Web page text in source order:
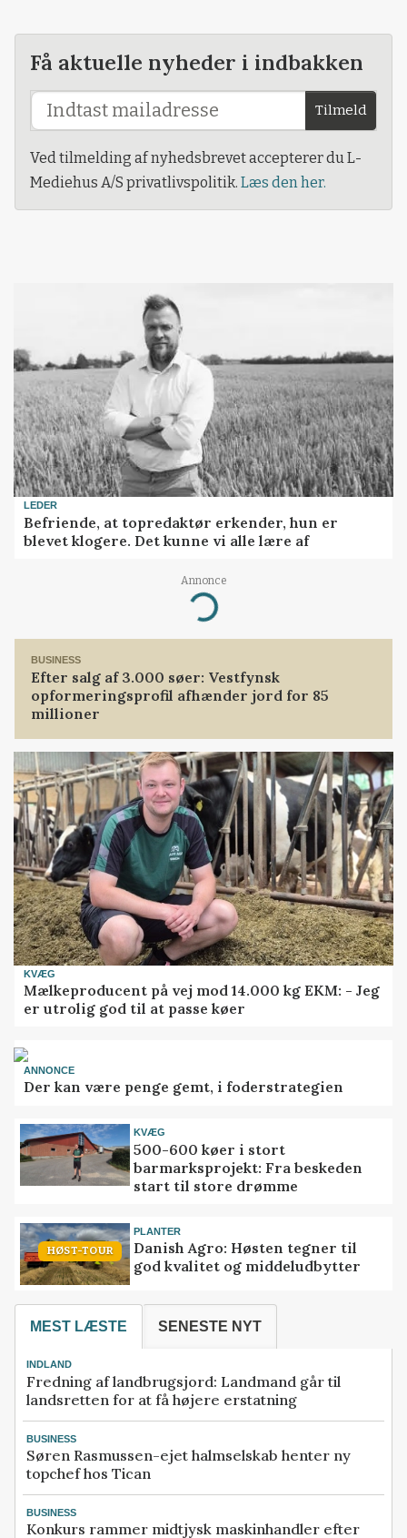
Få aktuelle nyheder i indbakken
Tilmeld
Ved tilmelding af nyhedsbrevet accepterer du L-
Mediehus A/S privatlivspolitik. Læs den her.
LEDER
Befriende, at topredaktør erkender, hun er
blevet klogere. Det kunne vi alle lære af
Annonce
Loading...
BUSINESS
Efter salg af 3.000 søer: Vestfynsk
opformeringsprofil afhænder jord for 85
millioner
KVÆG
Mælkeproducent på vej mod 14.000 kg EKM: - Jeg
er utrolig god til at passe køer
ANNONCE
Der kan være penge gemt, i foderstrategien
KVÆG
500-600 køer i stort
barmarksprojekt: Fra beskeden
start til store drømme
HØST-TOUR
PLANTER
Danish Agro: Høsten tegner til
god kvalitet og middeludbytter
MEST LÆSTE SENESTE NYT
INDLAND
Fredning af landbrugsjord: Landmand går til
landsretten for at få højere erstatning
BUSINESS
Søren Rasmussen-ejet halmselskab henter ny
topchef hos Tican
BUSINESS
Konkurs rammer midtjysk maskinhandler efter